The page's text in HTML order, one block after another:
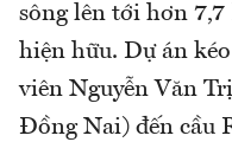
sông lên tới hơn
hiện hữu. Dự án
viên Nguyễn Văn
Đồng Nai) đến cầu